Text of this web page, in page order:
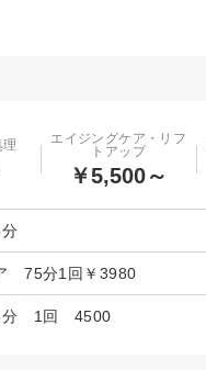
エイジングケア・リフ
トアップ
￥5,500～
75分1回￥3980
分 1回 4500